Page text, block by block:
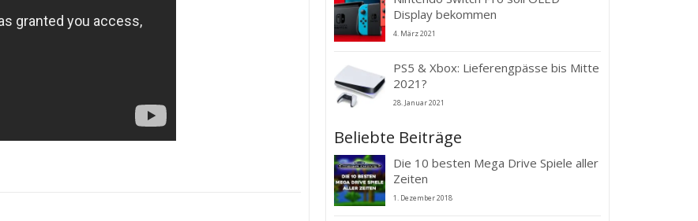
Display bekommen
4. März 2021
PS5 & Xbox: Lieferengpässe bis Mitte
2021?
28. Januar 2021
Beliebte Beiträge
Die 10 besten Mega Drive Spiele aller
Zeiten
1. Dezember 2018